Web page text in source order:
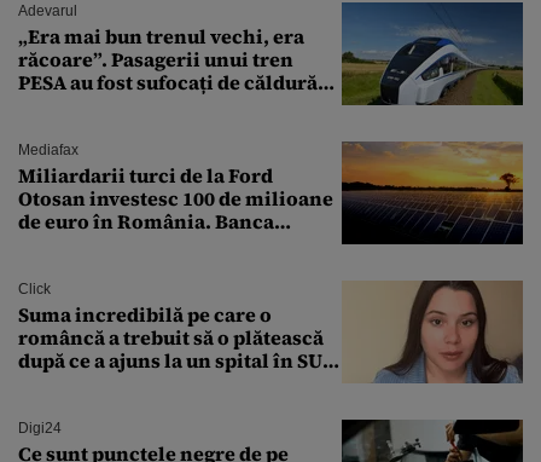
Adevarul
„Era mai bun trenul vechi, era
răcoare”. Pasagerii unui tren
PESA au fost sufocați de căldură
Mediafax
Miliardarii turci de la Ford
Otosan investesc 100 de milioane
de euro în România. Banca
Click
Suma incredibilă pe care o
româncă a trebuit să o plătească
după ce a ajuns la un spital în SUA:
Digi24
Ce sunt punctele negre de pe